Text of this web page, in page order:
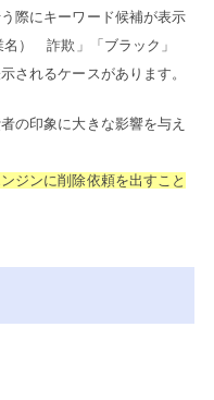
際にキーワード候補が表示
名） 詐欺」「ブラック」
されるケースがあります。
の印象に大きな影響を与え
ジンに削除依頼を出すこと